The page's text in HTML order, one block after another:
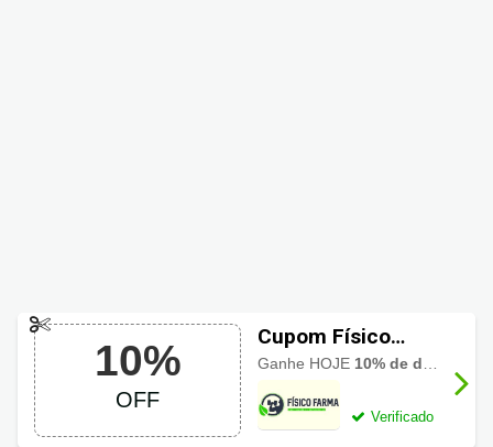
10%
OFF
Cupom Físico
Farma com 10%
OFF
Ganhe HOJE 10% de desconto
Verificado